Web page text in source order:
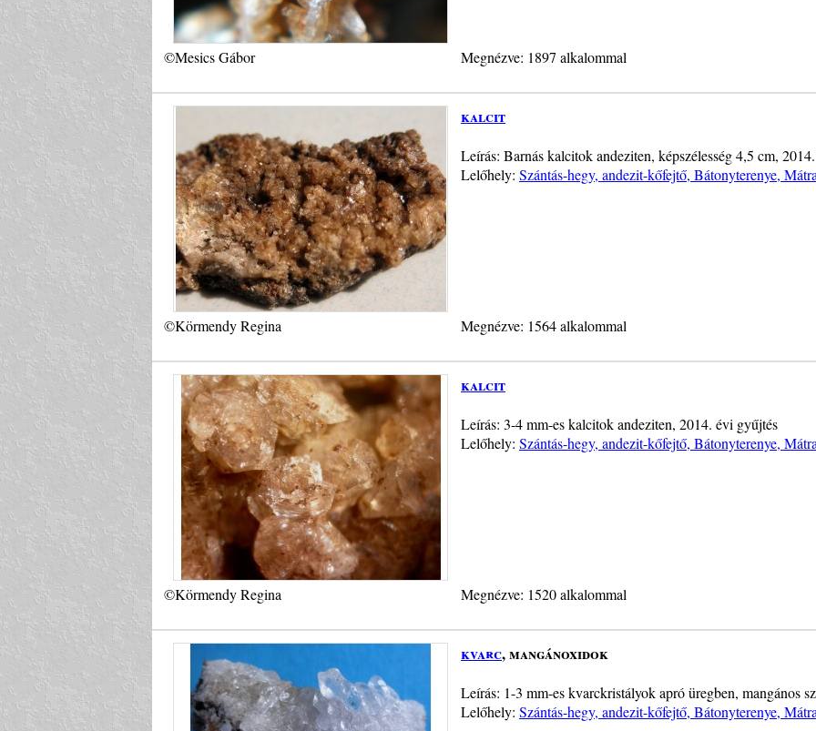
©Mesics Gábor Megnézve: 1897 alkalommal
kalcit
Leírás: Barnás kalcitok andeziten, képszélesség 4,5 cm,
Lelőhely: Szántás-hegy, andezit-kőfejtő, Bátonyterenye,
©Körmendy Regina Megnézve: 1564 alkalommal
kalcit
Leírás: 3-4 mm-es kalcitok andeziten, 2014. évi gyűjtés
Lelőhely: Szántás-hegy, andezit-kőfejtő, Bátonyterenye,
©Körmendy Regina Megnézve: 1520 alkalommal
kvarc, mangánoxidok
Leírás: 1-3 mm-es kvarckristályok apró üregben, mangános
Lelőhely: Szántás-hegy, andezit-kőfejtő, Bátonyterenye,